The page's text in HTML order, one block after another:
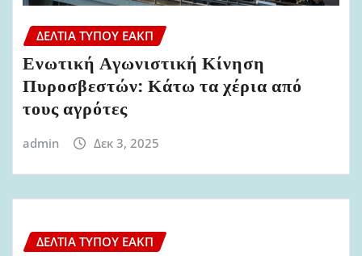
ΔΕΛΤΊΑ ΤΎΠΟΥ ΕΑΚΠ
Ενωτική Αγωνιστική Κίνηση
Πυροσβεστών: Κάτω τα χέρια από
τους αγρότες
admin Δεκ 3, 2025
ΔΕΛΤΊΑ ΤΎΠΟΥ ΕΑΚΠ